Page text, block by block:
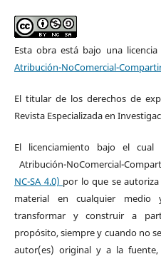
Esta obra está bajo una licencia
Atribución-NoComercial-
El titular de los derechos de
Revista Especializada en
El licenciamiento bajo el
Atribución-NoComercial-
NC-SA 4.0) por lo que se
material en cualquier medio
transformar y construir a
propósito, siempre y cuando no
autor(es) original y a la